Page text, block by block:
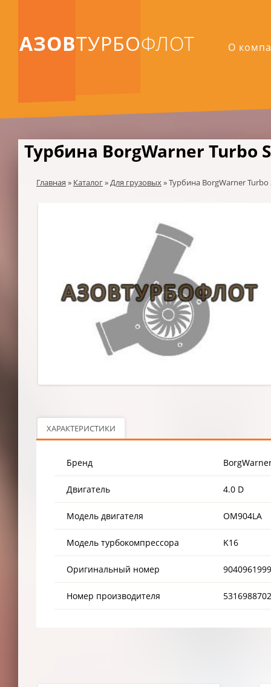
АЗОВТУРБОФЛОТ О
Турбина BorgWarner Turbo
Главная » Каталог»Для грузовых»Турбина BorgWarner Turbo
ХАРАКТЕРИСТИКИ
Бренд
Двигатель 4.0 D
Модель двигателя OM904LA
Модель турбокомпрессора K16
Оригинальный номер
Номер производителя